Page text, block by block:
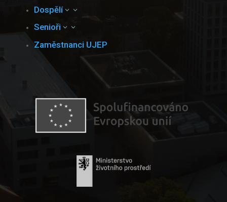
Dospělí
3
Senioři 3
Zaměstnanci UJEP